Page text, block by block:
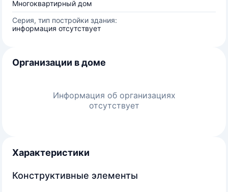
Многоквартирный дом
Серия, тип постройки здания:
информация отсутствует
Организации в доме
Информация об организациях
отсутствует
Характеристики
Конструктивные элементы